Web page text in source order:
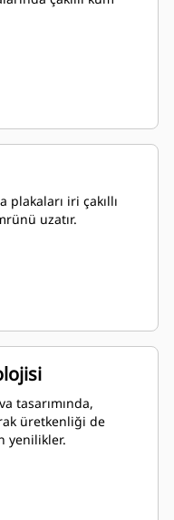
plakaları iri çakıllı
uzatır.
tasarımında,
üretkenliği de
yenilikler.